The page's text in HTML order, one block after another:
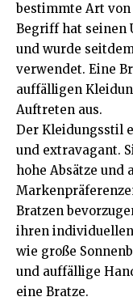
bestimmte Art von
Begriff hat seinen
und wurde
verwendet. Eine
auffälligen
Auftreten aus.
Der Kleidungsstil
und extravagant.
hohe Absätze und
Bratzen
ihren individuellen
wie große
und auffällige
eine Bratze.